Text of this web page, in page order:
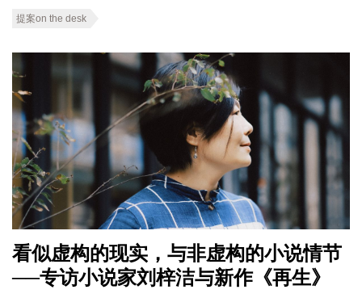
提案on the desk
看似虚构的现实，与非虚构的小说情节
──专访小说家刘梓洁与新作《再生》